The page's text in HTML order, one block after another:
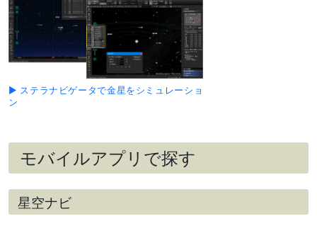
団
M45プレ
アデス星
団と接近
（›› 解説 ）
細い月
（月齢3）
夕方～宵
（月齢4）
とやや離
れて並ぶ
4月下旬
～5月上旬
おうし座
の2等星
▶ ステラナビゲータで金星をシミュレーショ
ン
モバイルアプリで探す
星空ナビ